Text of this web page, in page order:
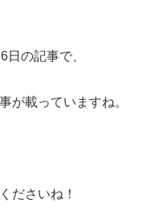
の記事で、
が載っていますね。
ださいね！